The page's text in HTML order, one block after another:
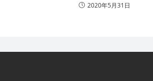
2020年5月31日